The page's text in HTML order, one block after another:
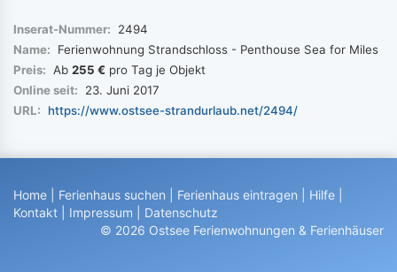
Inserat-Nummer:
2494
Name:
Ferienwohnung Strandschloss - Penthouse Sea for Miles
Preis: Ab 255 € pro Tag je Objekt
Online seit:
23. Juni 2017
URL:
https://www.ostsee-strandurlaub.net/2494/
Home Ferienhaus suchen Ferienhaus eintragen Hilfe
Kontakt
Impressum
Datenschutz
© 2026 Ostsee Ferienwohnungen & Ferienhäuser